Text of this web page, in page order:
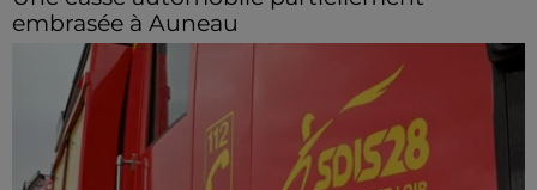
embrasée à Auneau